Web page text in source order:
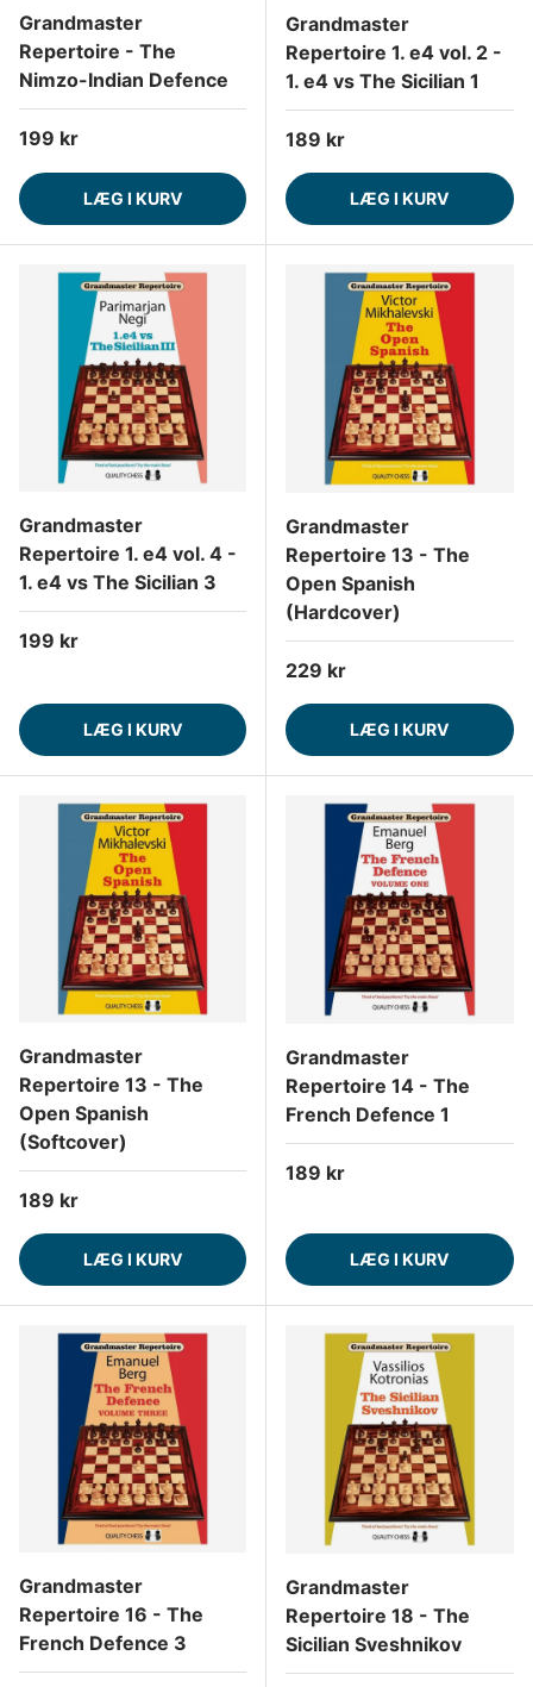
Grandmaster
Repertoire - The
Nimzo-Indian Defence
Normalpris
199 kr
LÆG I KURV
Grandmaster
Repertoire 1. e4 vol. 2 -
1. e4 vs The Sicilian 1
Normalpris
189 kr
LÆG I KURV
Grandmaster
Repertoire 1. e4 vol. 4 -
1. e4 vs The Sicilian 3
Normalpris
199 kr
LÆG I KURV
Grandmaster
Repertoire 13 - The
Open Spanish
(Hardcover)
Normalpris
229 kr
LÆG I KURV
Grandmaster
Repertoire 13 - The
Open Spanish
(Softcover)
Normalpris
189 kr
LÆG I KURV
Grandmaster
Repertoire 14 - The
French Defence 1
Normalpris
189 kr
LÆG I KURV
Grandmaster
Repertoire 16 - The
French Defence 3
Grandmaster
Repertoire 18 - The
Sicilian Sveshnikov